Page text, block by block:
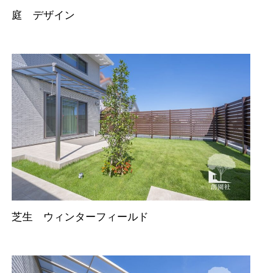
庭 デザイン
芝生 ウィンターフィールド